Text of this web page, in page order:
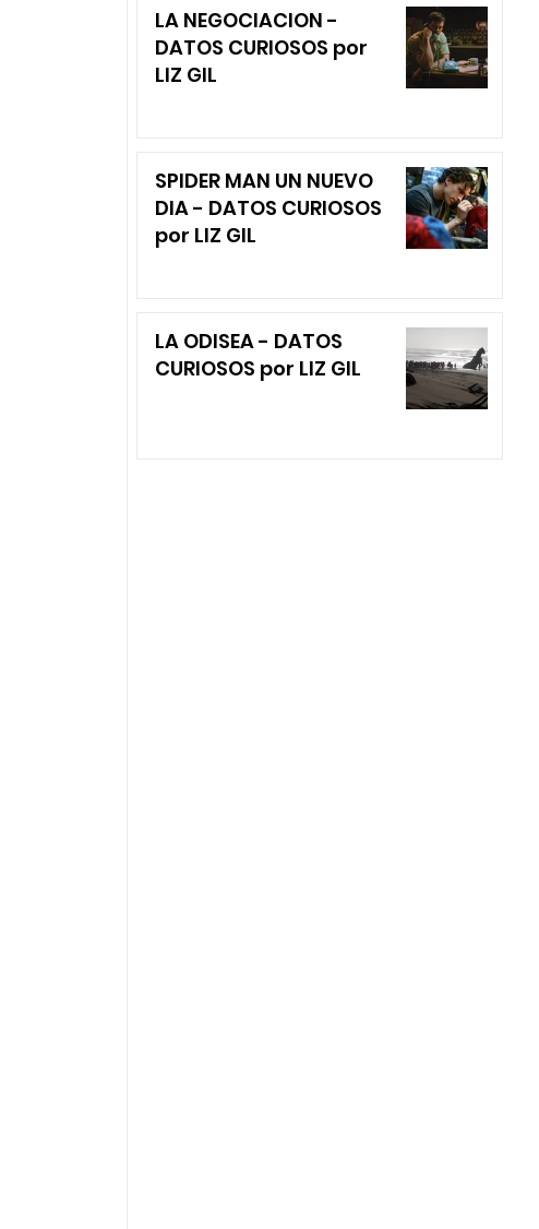
LA NEGOCIACION -
DATOS CURIOSOS por
LIZ GIL
SPIDER MAN UN NUEVO
DIA - DATOS CURIOSOS
por LIZ GIL
LA ODISEA - DATOS
CURIOSOS por LIZ GIL